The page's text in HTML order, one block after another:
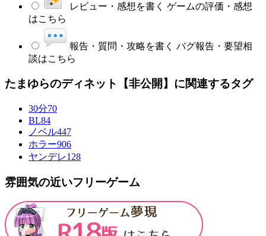
レビュー・感想を書く ゲームの評価・感想
はこちら
報告・質問・攻略を書く バグ報告・要望相
談はこちら
たまゆらのディネット【非公開】に関連するタグ
30分70
BL84
ノベル447
ホラー906
ヤンデレ128
雰囲気の近いフリーゲーム